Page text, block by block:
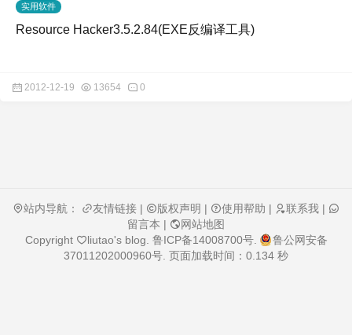
实用软件
Resource Hacker3.5.2.84(EXE反编译工具)
2012-12-19 13654 0
站内导航： 友情链接 | 版权声明 | 使用帮助 | 联系我 |
留言本 |
网站地图
Copyright
liutao's blog 鲁ICP备14008700号.
鲁公网安备
37011202000960号 . 页面加载时间：0.134 秒